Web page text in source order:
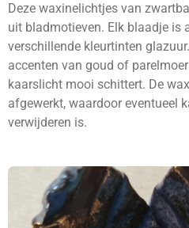
Deze waxinelichtjes van
uit bladmotieven. Elk blaadje is
verschillende kleurtinten
accenten van goud of
kaarslicht mooi schittert. De
afgewerkt, waardoor eventueel
verwijderen is.